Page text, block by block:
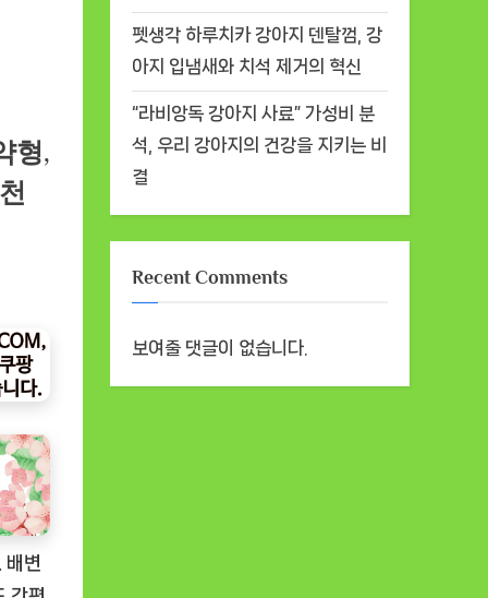
형,
배변
펫생각 하루치카 강아지 덴탈껌, 강
아지 입냄새와 치석 제거의 혁신
“라비앙독 강아지 사료” 가성비 분
석, 우리 강아지의 건강을 지키는 비
결
Recent Comments
보여줄 댓글이 없습니다.